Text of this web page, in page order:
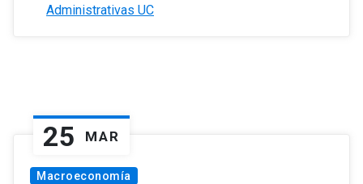
Administrativas UC
25 MAR
Macroeconomía